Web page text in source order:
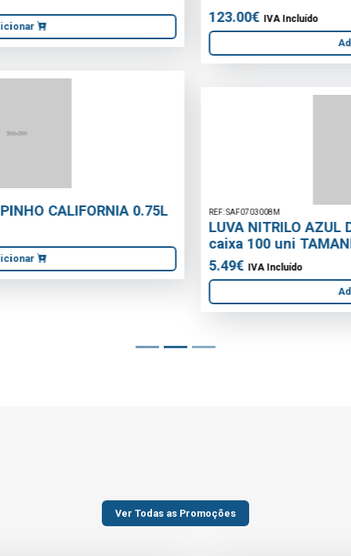
123.00€IVA Incluído
Adicionar
REF: SAF0703008M
LUVA NITRILO AZUL DESCARTAVEL SEM PÓ
caixa 100 uni TAMANHO M
5.49€
Ver Todas as Promoções